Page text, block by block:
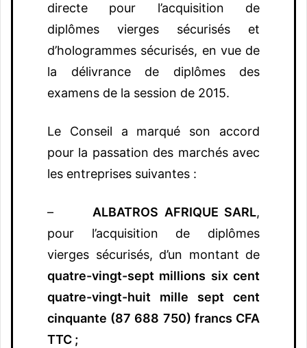
directe pour l’acquisition de
diplômes vierges sécurisés et
d’hologrammes sécurisés, en vue de
la délivrance de diplômes des
examens de la session de 2015.
Le Conseil a marqué son accord
pour la passation des marchés avec
les entreprises suivantes :
– ALBATROS AFRIQUE SARL,
pour l’acquisition de diplômes
vierges sécurisés, d’un montant de
quatre-vingt-sept millions six cent
quatre-vingt-huit mille sept cent
cinquante (87 688 750) francs CFA
TTC ;